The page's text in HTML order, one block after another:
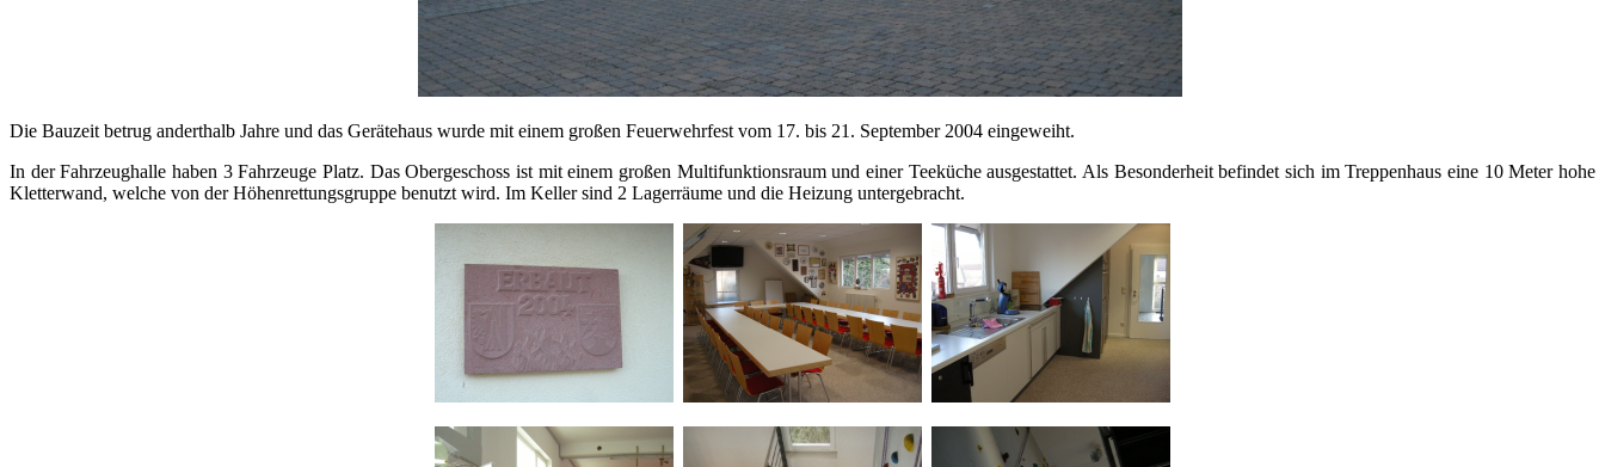
Die Bauzeit betrug anderthalb Jahre und das Gerätehaus wurde mit einem großen Feuerwehrfest vom 17. bis 21. September 2004 eingeweiht.
In der Fahrzeughalle haben 3 Fahrzeuge Platz. Das Obergeschoss ist mit einem großen Multifunktionsraum und einer Teeküche ausgestattet. Als Besonderheit befindet sich im Treppenhaus eine 10 Meter hohe
Kletterwand, welche von der Höhenrettungsgruppe benutzt wird. Im Keller sind 2 Lagerräume und die Heizung untergebracht.